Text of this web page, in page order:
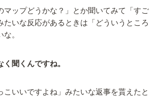
マップどうかな？」とか聞いてみて「すご
たいな反応があるときは「どういうところ
。
聞くんですね。
こいいですよね」みたいな返事を貰えたと